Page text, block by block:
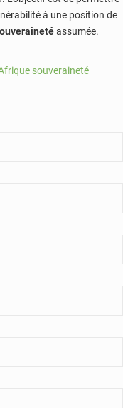
à une position de
assumée.
souveraineté